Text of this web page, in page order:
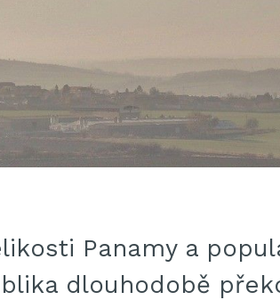
Panamy a
dlouhodobě